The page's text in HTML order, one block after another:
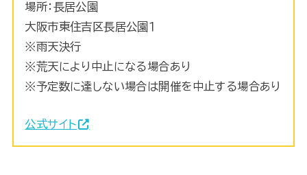
場所：長居公園
大阪市東住吉区長居公園１
※雨天決行
※荒天により中止になる場合あり
※予定数に達しない場合は開催を中止する場合あり
公式サイト